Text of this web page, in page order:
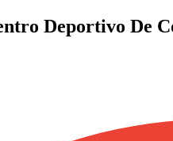
Deportivo De